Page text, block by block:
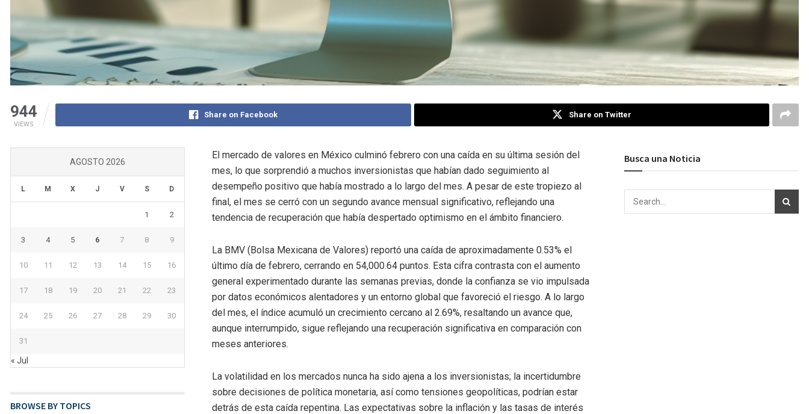
944
VIEWS
Share on Facebook Share on Twitter
El mercado de valores en México culminó febrero con una caída en su última sesión del
mes, lo que sorprendió a muchos inversionistas que habían dado seguimiento al
desempeño positivo que había mostrado a lo largo del mes. A pesar de este tropiezo al
final, el mes se cerró con un segundo avance mensual significativo, reflejando una
tendencia de recuperación que había despertado optimismo en el ámbito financiero.
La BMV (Bolsa Mexicana de Valores) reportó una caída de aproximadamente 0.53% el
último día de febrero, cerrando en 54,000.64 puntos. Esta cifra contrasta con el aumento
general experimentado durante las semanas previas, donde la confianza se vio impulsada
por datos económicos alentadores y un entorno global que favoreció el riesgo. A lo largo
del mes, el índice acumuló un crecimiento cercano al 2.69%, resaltando un avance que,
aunque interrumpido, sigue reflejando una recuperación significativa en comparación con
meses anteriores.
La volatilidad en los mercados nunca ha sido ajena a los inversionistas; la incertidumbre
sobre decisiones de política monetaria, así como tensiones geopolíticas, podrían estar
detrás de esta caída repentina. Las expectativas sobre la inflación y las tasas de interés
AGOSTO 2026
L M X J V S D
1 2
3 4 5 6 7 8 9
10 11 12 13 14 15 16
17 18 19 20 21 22 23
24 25 26 27 28 29 30
31
« Jul
BROWSE BY TOPICS
Busca una Noticia